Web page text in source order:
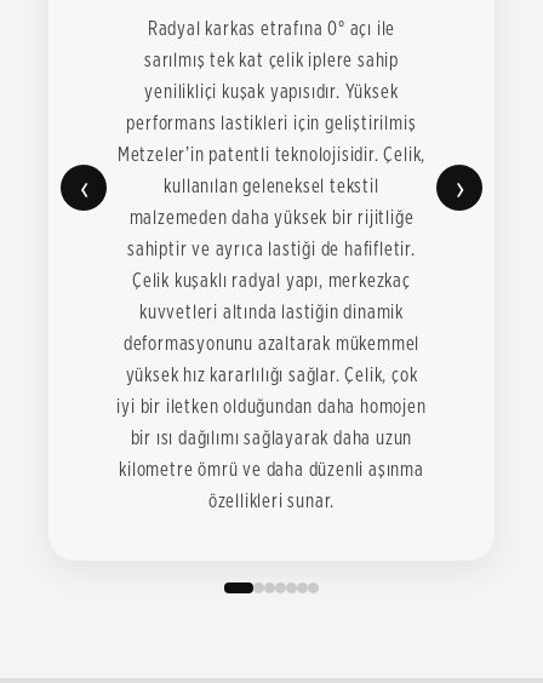
‹
Radyal karkas etrafına 0° açı ile
sarılmış tek kat çelik iplere sahip
yenilikliçi kuşak yapısıdır. Yüksek
performans lastikleri için geliştirilmiş
Metzeler’in patentli teknolojisidir. Çelik,
kullanılan geleneksel tekstil
malzemeden daha yüksek bir rijitliğe
sahiptir ve ayrıca lastiği de hafifletir.
Çelik kuşaklı radyal yapı, merkezkaç
kuvvetleri altında lastiğin dinamik
deformasyonunu azaltarak mükemmel
yüksek hız kararlılığı sağlar. Çelik, çok
iyi bir iletken olduğundan daha homojen
bir ısı dağılımı sağlayarak daha uzun
kilometre ömrü ve daha düzenli aşınma
özellikleri sunar.
›